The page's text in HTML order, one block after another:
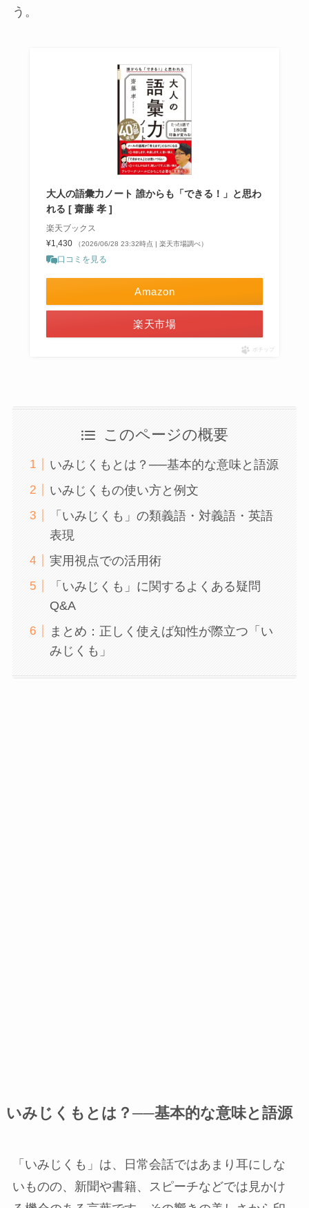
う。
大人の語彙力ノート 誰からも「できる！」と思わ
れる [ 齋藤 孝 ]
楽天ブックス
¥1,430
（2026/06/28 23:32時点 | 楽天市場調べ）
口コミを見る
Amazon
楽天市場
ポチップ
このページの概要
いみじくもとは？──基本的な意味と語源
いみじくもの使い方と例文
「いみじくも」の類義語・対義語・英語
表現
実用視点での活用術
「いみじくも」に関するよくある疑問
Q&A
まとめ：正しく使えば知性が際立つ「い
みじくも」
いみじくもとは？──基本的な意味と語源
「いみじくも」は、日常会話ではあまり耳にしな
いものの、新聞や書籍、スピーチなどでは見かけ